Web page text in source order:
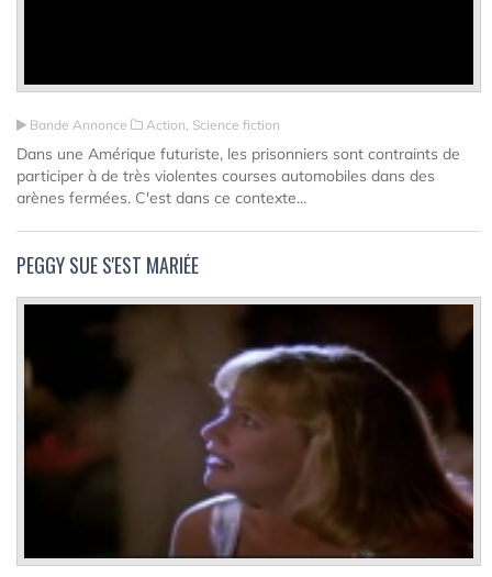
Bande Annonce Action, Science fiction
Dans une Amérique futuriste, les prisonniers sont contraints de
participer à de très violentes courses automobiles dans des
arènes fermées. C'est dans ce contexte...
PEGGY SUE S'EST MARIÉE